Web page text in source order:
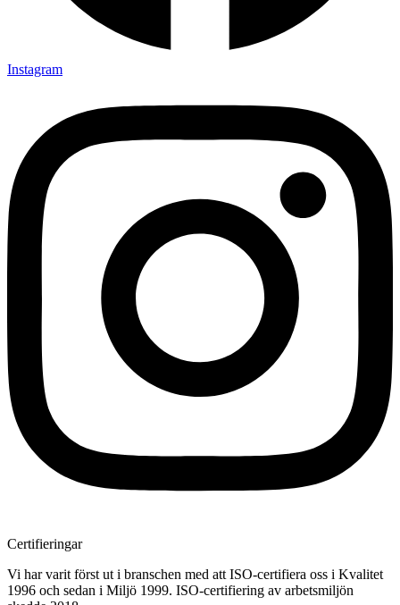
Instagram
Certifieringar
Vi har varit först ut i branschen med att ISO-certifiera oss i Kvalitet
1996 och sedan i Miljö 1999. ISO-certifiering av arbetsmiljön